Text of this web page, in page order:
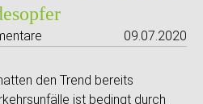
09.07.2020
den Trend bereits
ist bedingt durch